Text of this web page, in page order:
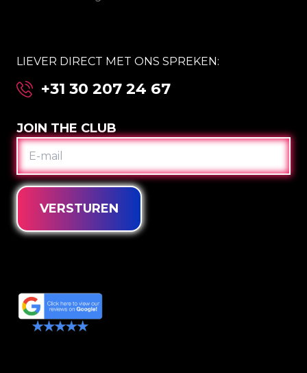
LIEVER DIRECT MET ONS SPREKEN:
+31 30 207 24 67
JOIN THE CLUB
E-
MAIL
VERSTUREN